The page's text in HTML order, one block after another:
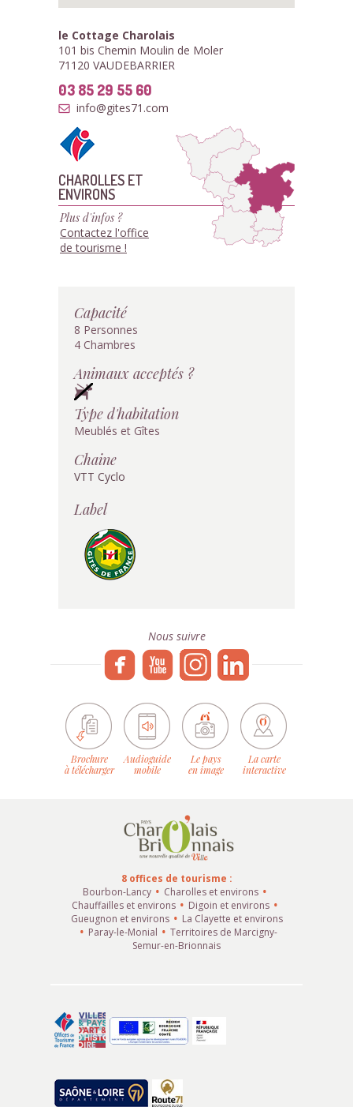
le Cottage Charolais
101 bis Chemin Moulin de Moler
71120 VAUDEBARRIER
03 85 29 55 60
info@gites71.com
CHAROLLES ET
ENVIRONS
Plus d'infos ?
Contactez l'office
de tourisme !
Capacité
8 Personnes
4 Chambres
Animaux acceptés ?
Type d'habitation
Meublés et Gîtes
Chaine
VTT Cyclo
Label
Nous suivre
Brochure
à télécharger
Audioguide
mobile
Le pays
en image
La carte
interactive
8 offices de tourisme :
Bourbon-Lancy
Charolles et environs
Chauffailles et environs
Digoin et environs
Gueugnon et environs
La Clayette et environs
Paray-le-Monial
Territoires de Marcigny-
Semur-en-Brionnais